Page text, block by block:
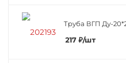
Труба ВГП Ду-
217 ₽/шт